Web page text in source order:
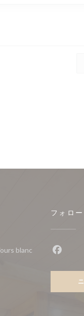
blanc
で開きます))
フォロ